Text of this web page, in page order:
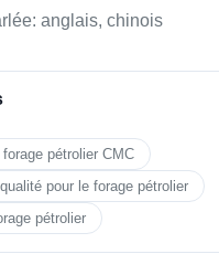
anglais, chinois
pétrolier CMC
pour le forage pétrolier
pétrolier